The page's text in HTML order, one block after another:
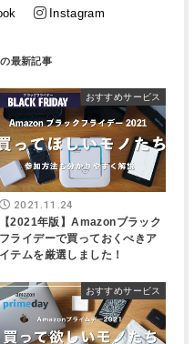
Instagram
おすすめサービス
2021.11.24
【2021年版】Amazonブラック
フライデーで買っておくべきア
イテムを厳選しました！
おすすめサービス